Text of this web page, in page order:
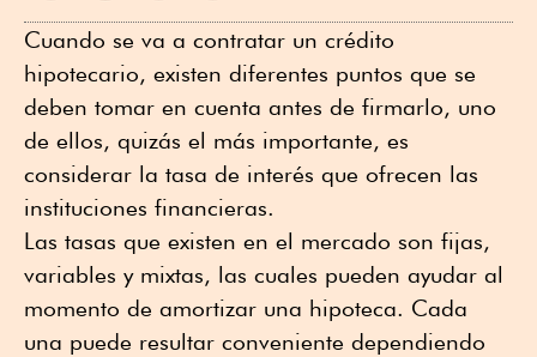
Cuando se va a contratar un crédito
hipotecario, existen diferentes puntos que se
deben tomar en cuenta antes de firmarlo, uno
de ellos, quizás el más importante, es
considerar la tasa de interés que ofrecen las
instituciones financieras.
Las tasas que existen en el mercado son fijas,
variables y mixtas, las cuales pueden ayudar al
momento de amortizar una hipoteca. Cada
una puede resultar conveniente dependiendo